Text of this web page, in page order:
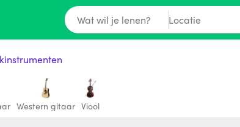
Wat wil je lenen? Locatie
Western gitaar Viool